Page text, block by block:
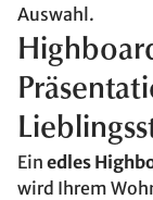
Auswahl.
Ein edles
wird Ihrem